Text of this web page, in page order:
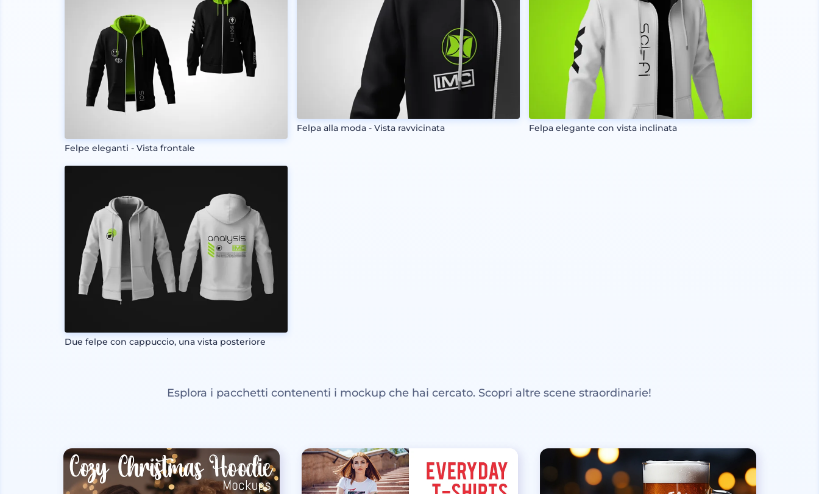
Felpe eleganti - Vista frontale
Due felpe con cappuccio, una vista posteriore
Felpa alla moda - Vista ravvicinata Felpa elegante con vista inclinata
Esplora i pacchetti contenenti i mockup che hai cercato. Scopri altre scene straordinarie!